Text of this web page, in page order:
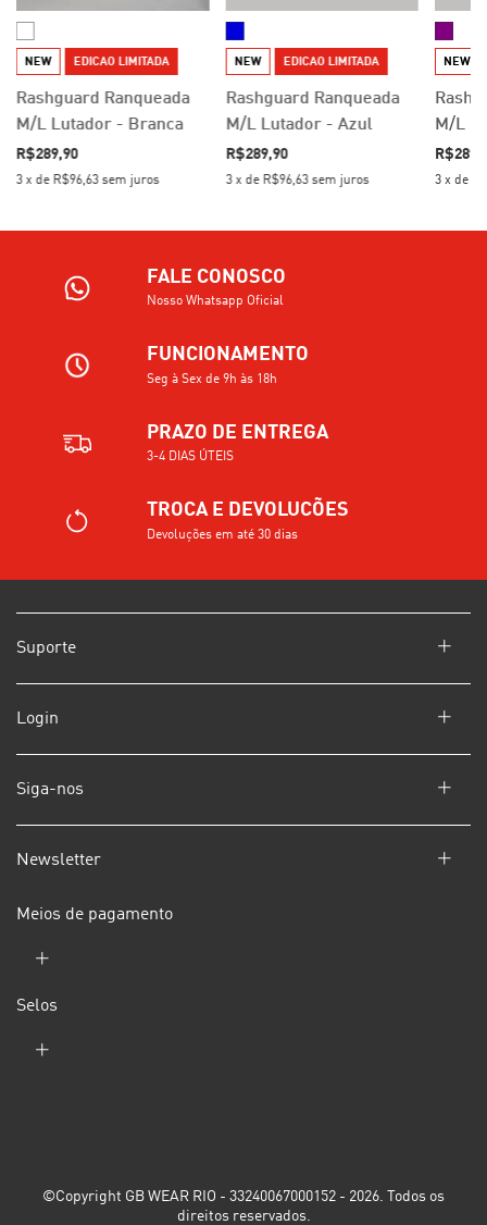
NEW EDICAO LIMITADA
Rashguard Ranqueada
M/L Lutador - Branca
R$289,90
3 x de R$96,63 sem juros
NEW EDICAO LIMITADA
Rashguard Ranqueada
M/L Lutador - Azul
R$289,90
3 x de R$96,63 sem juros
NEW
M/L
3 x de
FALE CONOSCO
Nosso Whatsapp Oficial
FUNCIONAMENTO
Seg à Sex de 9h às 18h
PRAZO DE ENTREGA
3-4 DIAS ÚTEIS
TROCA E DEVOLUCÕES
Devoluções em até 30 dias
Suporte
Login
Siga-nos
Newsletter
Meios de pagamento
Selos
©Copyright GB WEAR RIO - 33240067000152 - 2026. Todos os
direitos reservados.